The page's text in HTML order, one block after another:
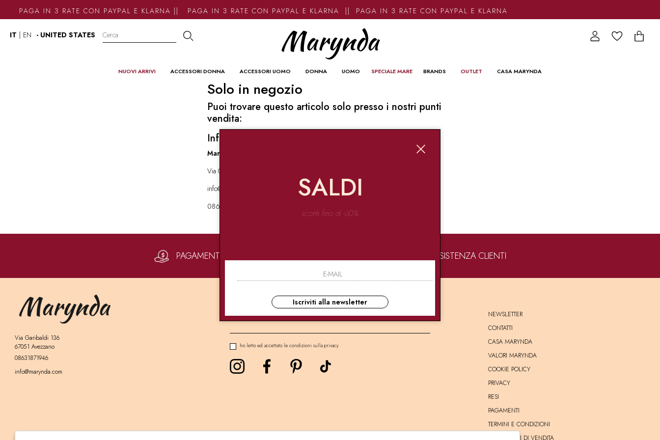
PAGA IN 3 RATE CON PAYPAL E KLARNA || PAGA IN 3 RATE CON PAYPAL E KLARNA || PAGA IN 3 RATE CON PAYPAL E KLARNA
IT EN - UNITED STATES
NUOVI ARRIVI ACCESSORI DONNA ACCESSORI UOMO DONNA UOMO SPECIALE MARE BRANDS OUTLET CASA MARYNDA
Solo in negozio
Puoi trovare questo articolo solo presso i nostri punti
vendita:
Info contatti
Marynda
Via Garibaldi 136 67051 Avezzano
info@marynda.com
08631871946
PAGAMENTI SICURI ASSISTENZA CLIENTI
Via Garibaldi 136
67051 Avezzano
08631871946
info@marynda.com
NEWSLETTER
ho letto ed accettato le condizioni sulla privacy.
NEWSLETTER
CONTATTI
CASA MARYNDA
VALORI MARYNDA
COOKIE POLICY
PRIVACY
RESI
PAGAMENTI
TERMINI E CONDIZIONI
CONDIZIONI DI VENDITA
SALDI
sconti fino al -60%
Iscriviti alla newsletter